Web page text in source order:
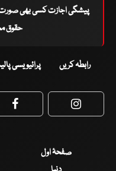
پیشگی اجازت کسی بھی صورت
حقوق
رابطہ کریں پرائیویسی
Facebook
صفحۂ اول